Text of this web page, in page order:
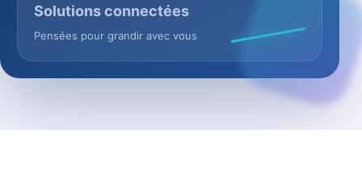
Solutions connectées
Pensées pour grandir avec vous